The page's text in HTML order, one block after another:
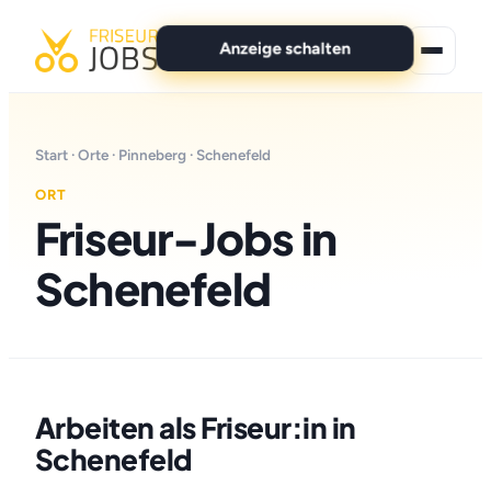
Anzeige schalten
Für Bewerber
Marken
Start ·Orte · Pinneberg · Schenefeld
ORT
Friseur-Jobs in
Schenefeld
Arbeiten als Friseur:in in
Schenefeld